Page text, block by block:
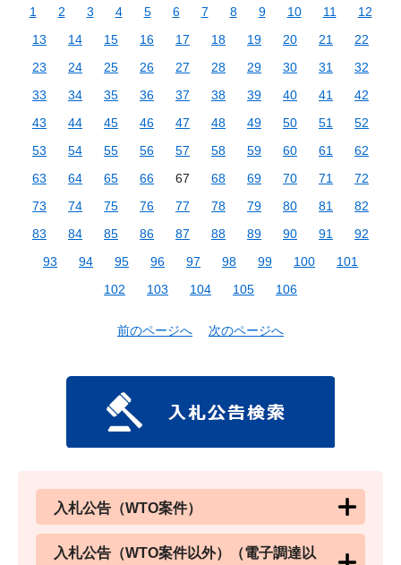
1 2 3 4 5 6 7 8 9 10 11
12
13
14 15 16 17 18 19 20 21
22
23
24 25 26 27 28 29 30 31
32
33
34 35 36 37 38 39 40 41
42
43
44 45 46 47 48 49 50 51
52
53
54 55 56 57 58 59 60 61
62
63
64 65 66 67 68 69 70 71
72
73
74 75 76 77 78 79 80 81
82
83
84 85 86 87 88 89 90 91
92
93
94 95 96 97 98 99 100
101
102
103 104 105 106
前のページへ 次のページへ
入札公告（WTO案件）
入札公告（WTO案件以外）（電子調達以